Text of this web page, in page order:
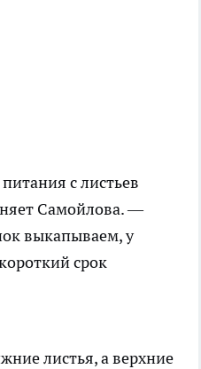
питания с листьев
Самойлова. —
выкапываем, у
срок
листья, а верхние